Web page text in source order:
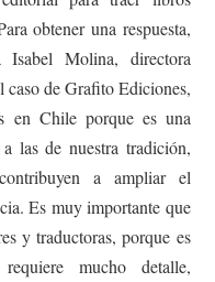
obtener una respuesta,
Isabel Molina, directora
de Grafito Ediciones,
en Chile porque es una
las de nuestra tradición,
a ampliar el
Es muy importante que
y traductoras, porque es
mucho detalle,